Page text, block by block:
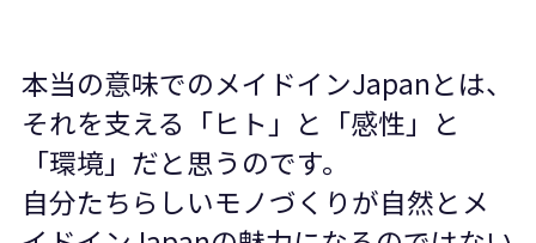
本当の意味でのメイドインJapanとは、
それを支える「ヒト」と「感性」と
「環境」だと思うのです。
自分たちらしいモノづくりが自然とメ